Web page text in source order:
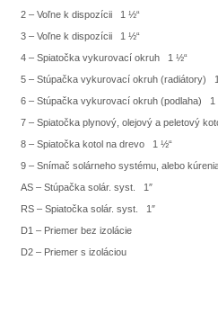
2 – Voľne k dispozícii
1 ½“
3 – Voľne k dispozícii
1 ½“
4 – Spiatočka vykurovací okruh
1 ½“
5 – Stúpačka vykurovací okruh (radiátory)
6 – Stúpačka vykurovací okruh (podlaha)
1
7 – Spiatočka plynový, olejový a peletový
8 – Spiatočka kotol na drevo
1 ½“
9 – Snímač solárneho systému, alebo
AS – Stúpačka solár. syst.
1″
RS – Spiatočka solár. syst.
1″
D1 – Priemer bez izolácie
D2 – Priemer s izoláciou